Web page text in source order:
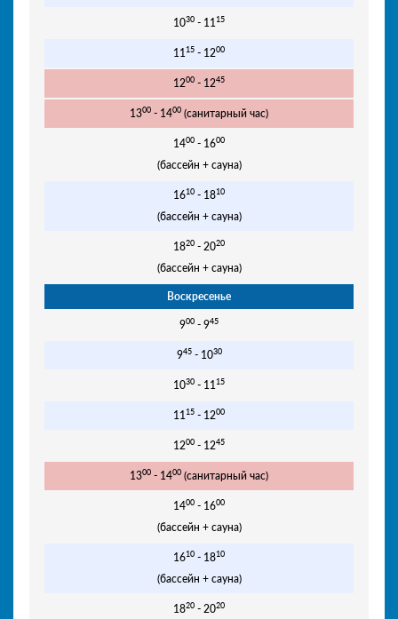
1030 - 11 15
11 15 - 1200
1200 - 1245
1300 - 1400 (санитарный час)
1400 - 1600
(бассейн + сауна)
1610 - 1810
(бассейн + сауна)
1820 - 2020
(бассейн + сауна)
Воскресенье
900 - 945
945- 1030
1030 - 11 15
11 15 - 1200
1200 - 1245
1300 - 1400 (санитарный час)
1400 - 1600
(бассейн + сауна)
1610 - 1810
(бассейн + сауна)
1820 - 2020